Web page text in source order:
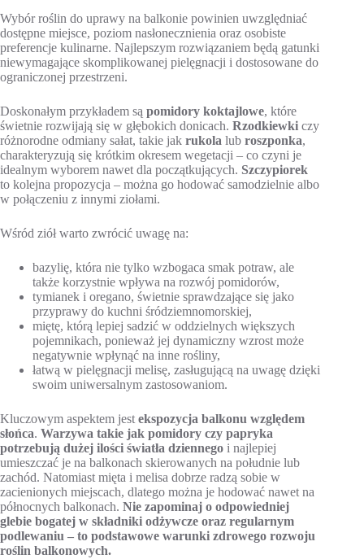
Wybór roślin do uprawy na balkonie powinien uwzględniać
dostępne miejsce, poziom nasłonecznienia oraz osobiste
preferencje kulinarne. Najlepszym rozwiązaniem będą gatunki
niewymagające skomplikowanej pielęgnacji i dostosowane do
ograniczonej przestrzeni.
Doskonałym przykładem są pomidory koktajlowe, które
świetnie rozwijają się w głębokich donicach. Rzodkiewki czy
różnorodne odmiany sałat, takie jak rukola lub roszponka,
charakteryzują się krótkim okresem wegetacji – co czyni je
idealnym wyborem nawet dla początkujących. Szczypiorek
to kolejna propozycja – można go hodować samodzielnie albo
w połączeniu z innymi ziołami.
Wśród ziół warto zwrócić uwagę na:
bazylię, która nie tylko wzbogaca smak potraw, ale
także korzystnie wpływa na rozwój pomidorów,
tymianek i oregano, świetnie sprawdzające się jako
przyprawy do kuchni śródziemnomorskiej,
miętę, którą lepiej sadzić w oddzielnych większych
pojemnikach, ponieważ jej dynamiczny wzrost może
negatywnie wpłynąć na inne rośliny,
łatwą w pielęgnacji melisę, zasługującą na uwagę dzięki
swoim uniwersalnym zastosowaniom.
Kluczowym aspektem jest ekspozycja balkonu względem
słońca. Warzywa takie jak pomidory czy papryka
potrzebują dużej ilości światła dziennego i najlepiej
umieszczać je na balkonach skierowanych na południe lub
zachód. Natomiast mięta i melisa dobrze radzą sobie w
zacienionych miejscach, dlatego można je hodować nawet na
północnych balkonach. Nie zapominaj o odpowiedniej
glebie bogatej w składniki odżywcze oraz regularnym
podlewaniu – to podstawowe warunki zdrowego rozwoju
roślin balkonowych.